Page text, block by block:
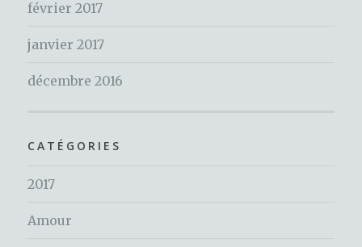
février 2017
janvier 2017
décembre 2016
CATÉGORIES
2017
Amour